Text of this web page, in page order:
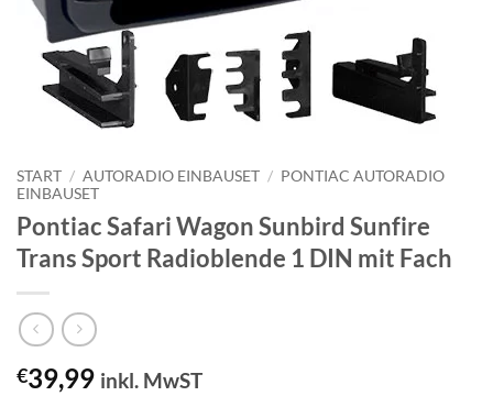
START / AUTORADIO EINBAUSET / PONTIAC AUTORADIO
EINBAUSET
Pontiac Safari Wagon Sunbird Sunfire
Trans Sport Radioblende 1 DIN mit Fach
€39,99 inkl. MwST